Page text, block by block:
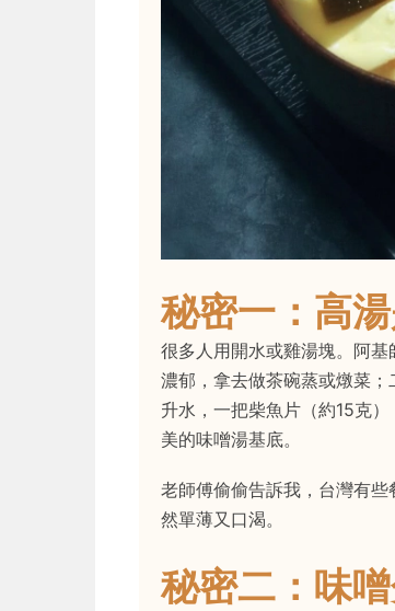
秘密一：高
很多人用開水或雞湯塊。阿
濃郁，拿去做茶碗蒸或燉菜
升水，一把柴魚片（約15克
美的味噌湯基底。
老師傅偷偷告訴我，台灣有
然單薄又口渴。
秘密二：味